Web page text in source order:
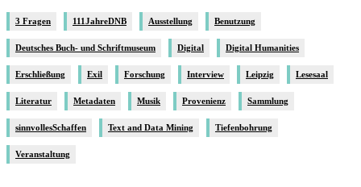
3 Fragen 111JahreDNB Ausstellung Benutzung
Deutsches Buch- und Schriftmuseum Digital Digital Humanities
Erschließung Exil Forschung Interview Leipzig Lesesaal
Literatur Metadaten Musik Provenienz Sammlung
sinnvollesSchaffen Text and Data Mining Tiefenbohrung
Veranstaltung